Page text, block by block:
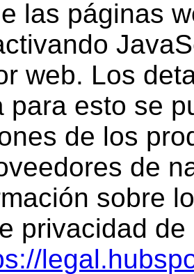
las páginas
web. Los
para esto se
de los
de
sobre
privacidad de